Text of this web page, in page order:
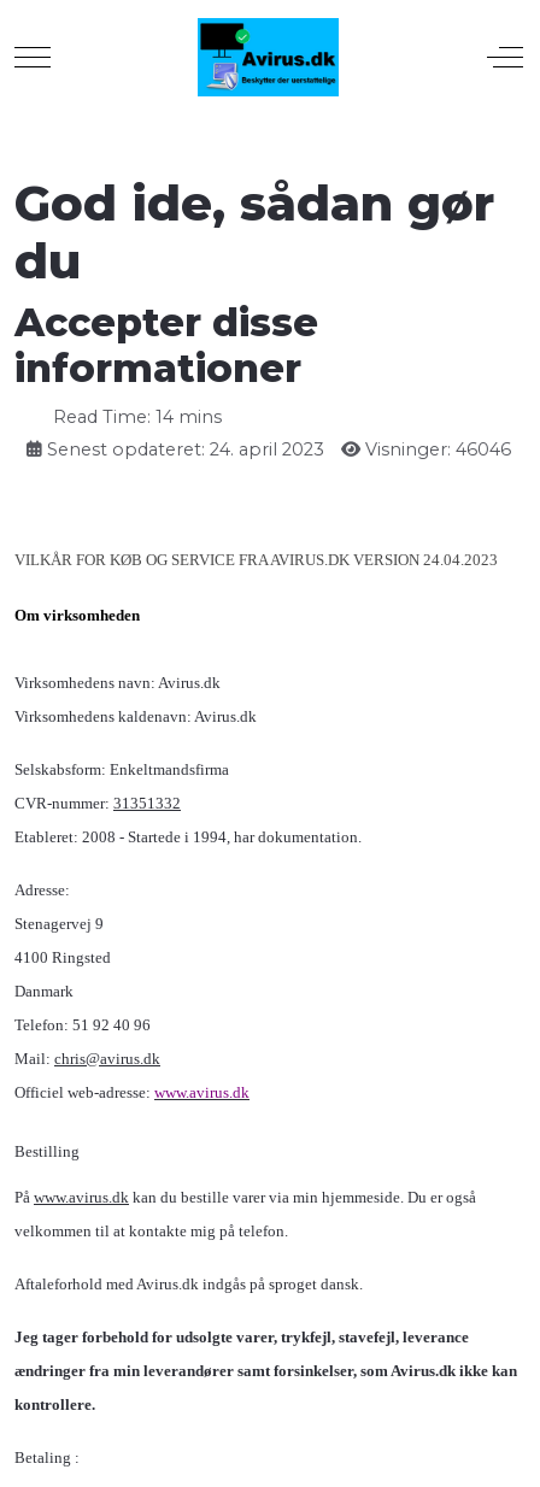
Mobile Menu Toggle
God ide, sådan gør
du
Accepter disse
informationer
Read Time: 14 mins
Senest opdateret: 24. april 2023
Visninger: 46046
VILKÅR FOR KØB OG SERVICE FRA AVIRUS.DK VERSION 24.04.2023
Om virksomheden
Virksomhedens navn: Avirus.dk
Virksomhedens kaldenavn: Avirus.dk
Selskabsform: Enkeltmandsfirma
CVR-nummer: 31351332
Etableret: 2008 - Startede i 1994, har dokumentation.
Adresse:
Stenagervej 9
4100 Ringsted
Danmark
Telefon: 51 92 40 96
Mail: chris@avirus.dk
Officiel web-adresse: www.avirus.dk
Bestilling
På www.avirus.dk kan du bestille varer via min hjemmeside. Du er også
velkommen til at kontakte mig på telefon.
Aftaleforhold med Avirus.dk indgås på sproget dansk.
Jeg tager forbehold for udsolgte varer, trykfejl, stavefejl, leverance
ændringer fra min leverandører samt forsinkelser, somAvirus.dk ikke kan
kontrollere.
Betaling :